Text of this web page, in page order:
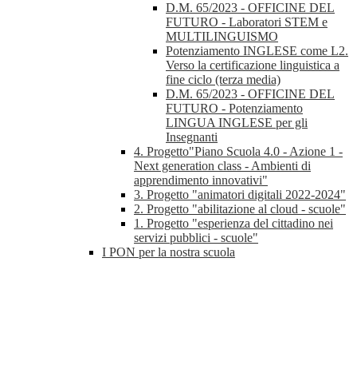
D.M. 65/2023 - OFFICINE DEL
FUTURO - Laboratori STEM e
MULTILINGUISMO
Potenziamento INGLESE come L2.
Verso la certificazione linguistica a
fine ciclo (terza media)
D.M. 65/2023 - OFFICINE DEL
FUTURO - Potenziamento
LINGUA INGLESE per gli
Insegnanti
4. Progetto"Piano Scuola 4.0 - Azione 1 -
Next generation class - Ambienti di
apprendimento innovativi"
3. Progetto "animatori digitali 2022-2024"
2. Progetto "abilitazione al cloud - scuole"
1. Progetto "esperienza del cittadino nei
servizi pubblici - scuole"
I PON per la nostra scuola